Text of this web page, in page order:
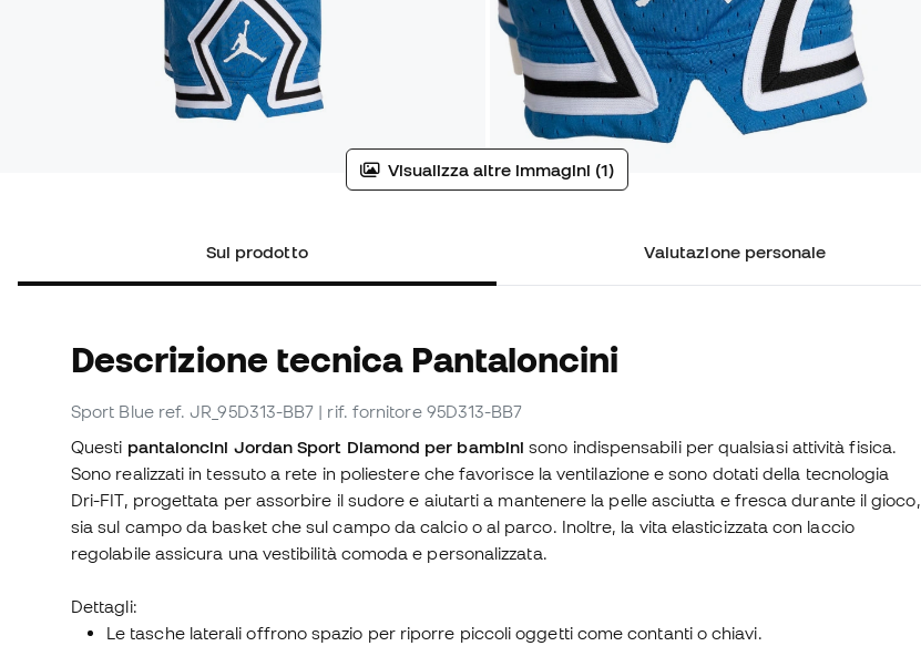
Visualizza altre immagini (1)
Sul prodotto Valutazione personale
Descrizione tecnica Pantaloncini
Sport Blue ref. JR_95D313-BB7 | rif. fornitore 95D313-BB7
Questi pantaloncini Jordan Sport Diamond per bambinisono indispensabili per qualsiasi attività fisica.
Sono realizzati in tessuto a rete in poliestere che favorisce la ventilazione e sono dotati della tecnologia
Dri-FIT, progettata per assorbire il sudore e aiutarti a mantenere la pelle asciutta e fresca durante il gioco,
sia sul campo da basket che sul campo da calcio o al parco. Inoltre, la vita elasticizzata con laccio
regolabile assicura una vestibilità comoda e personalizzata.
Dettagli:
Le tasche laterali offrono spazio per riporre piccoli oggetti come contanti o chiavi.